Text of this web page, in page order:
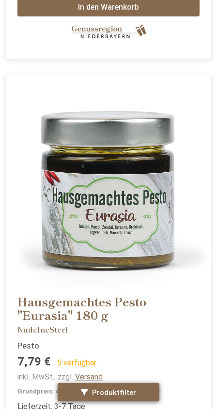
Produktfilter
In den Warenkorb
Hausgemachtes Pesto
"Eurasia" 180 g
NudelneSterl
Pesto
7,79 €
5 verfügbar
inkl. MwSt., zzgl. Versand
Grundpreis: 43,28 €/Kg inkl. MwSt.
Lieferzeit: 3-7 Tage